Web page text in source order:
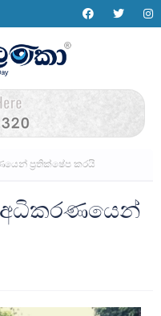
ප්‍රතික්ෂේප කරයි